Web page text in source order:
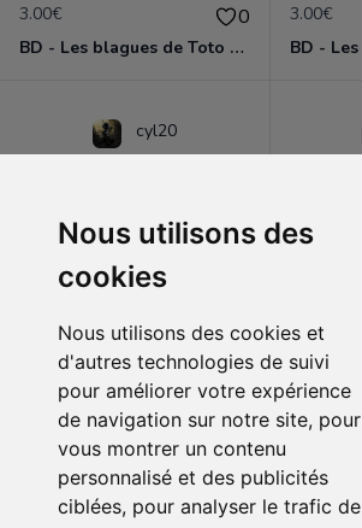
Nous utilisons des
cookies
Nous utilisons des cookies et
d'autres technologies de suivi
pour améliorer votre expérience
de navigation sur notre site, pour
vous montrer un contenu
personnalisé et des publicités
ciblées, pour analyser le trafic de
3.00€ 0
BD - Les blagues de Toto - L'école des vannes - Tome 1
3.00€
cyl20
3.00€ 0
BD - Les Simpson - Sous les projecteurs - Tome 13
4.00€